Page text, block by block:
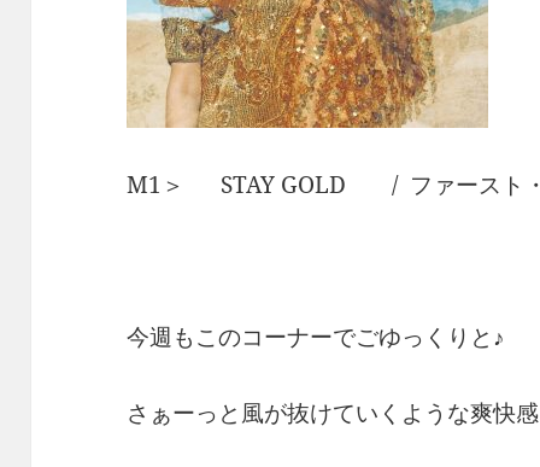
M1＞ STAY GOLD / ファースト・
今週もこのコーナーでごゆっくりと♪
さぁーっと風が抜けていくような爽快